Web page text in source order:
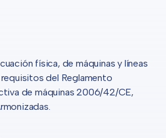
física, de máquinas y líneas
del Reglamento
de máquinas 2006/42/CE,